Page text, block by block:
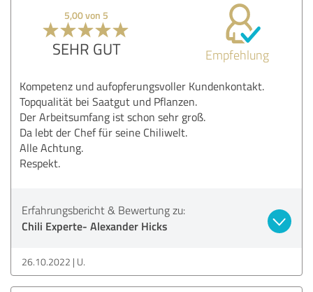
5,00 von 5
SEHR GUT Empfehlung
Kompetenz und aufopferungsvoller Kundenkontakt.
Topqualität bei Saatgut und Pflanzen.
Der Arbeitsumfang ist schon sehr groß.
Da lebt der Chef für seine Chiliwelt.
Alle Achtung.
Respekt.
Erfahrungsbericht & Bewertung zu:
Chili Experte- Alexander Hicks
26.10.2022 U.